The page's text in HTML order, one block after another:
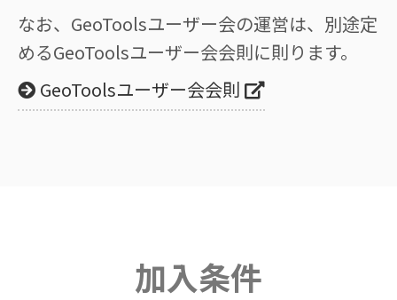
なお、GeoToolsユーザー会の運営は、別途定
めるGeoToolsユーザー会会則に則ります。
GeoToolsユーザー会会則
加入条件